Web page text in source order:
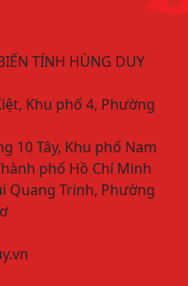
TÍNH HÙNG DUY
Khu phố 4, Phường
10 Tây, Khu phố Nam
phố Hồ Chí Minh
Quang Trinh, Phường